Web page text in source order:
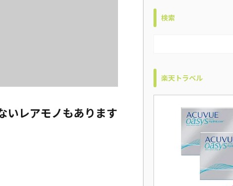
いレアモノもあります
検索
楽天トラベル